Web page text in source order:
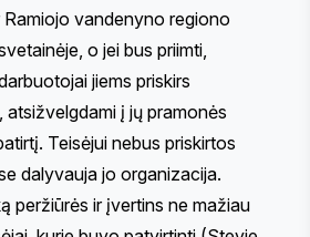
vandenyno regiono
o jei bus priimti,
jiems priskirs
atsižvelgdami į jų pramonės
Teisėjui nebus priskirtos
dalyvauja jo organizacija.
peržiūrės ir įvertins ne mažiau